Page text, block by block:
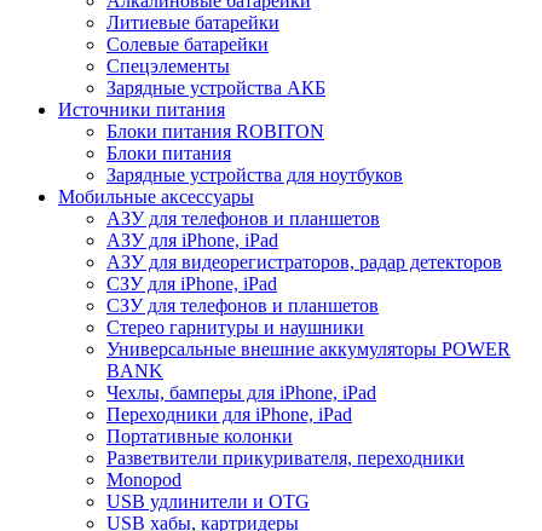
Литиевые батарейки
Солевые батарейки
Спецэлементы
Зарядные устройства АКБ
Источники питания
Блоки питания ROBITON
Блоки питания
Зарядные устройства для ноутбуков
Мобильные аксессуары
АЗУ для телефонов и планшетов
АЗУ для iPhone, iPad
АЗУ для видеорегистраторов, радар детекторов
СЗУ для iPhone, iPad
СЗУ для телефонов и планшетов
Стерео гарнитуры и наушники
Универсальные внешние аккумуляторы POWER
BANK
Чехлы, бамперы для iPhone, iPad
Переходники для iPhone, iPad
Портативные колонки
Разветвители прикуривателя, переходники
Monopod
USB удлинители и OTG
USB хабы, картридеры